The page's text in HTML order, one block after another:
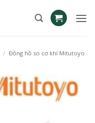
/ Đồng hồ so cơ khí Mitutoyo